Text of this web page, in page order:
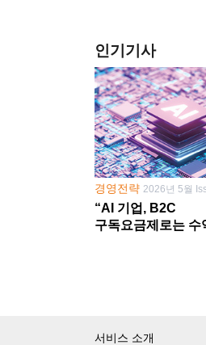
인기기사
경영전략 2026년 5월
“AI 기업, B2C
구독요금제로는 수
서비스 소개